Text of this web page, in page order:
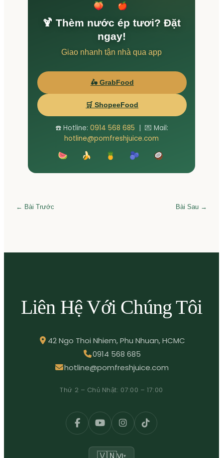
🍑 🍎
🍹 Thèm nước ép tươi? Đặt
ngay!
Giao nhanh tận nhà qua app
🛵 GrabFood
🛒 ShopeeFood
☎️ Hotline: 0914 568 685 | 💌 Mail:
hotline@pomfreshjuice.com
🍉 🍌 🍍 🫐 🥥
← Bài Trước Bài Sau →
Liên Hệ Với Chúng Tôi
42 Ngo Thoi Nhiem, Phu Nhuan, HCMC
0914 568 685
hotline@pomfreshjuice.com
Thứ 2 – Chủ Nhật: 07:00 – 17:00
VI▾